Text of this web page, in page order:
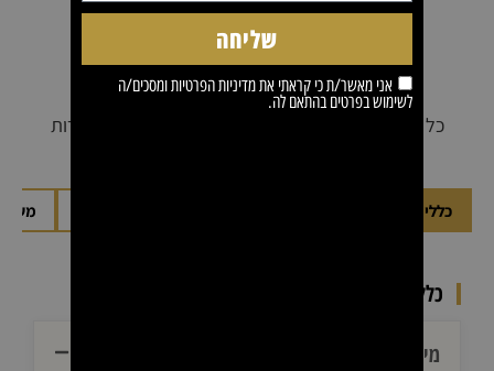
שאלות נפוצות
כל מה שרציתם לדעת על הרכישה, המשלוחים והשירות
כללי ואודות קוזמיד ביוטי
כללי ואודות קוזמיד ביוטי
מי היא קוזמיד ביוטי?
אני מאשר/ת כי קראתי אתמדיניות הפרטיותומסכים/ה
לשימוש בפרטים בהתאם לה.
שליחה